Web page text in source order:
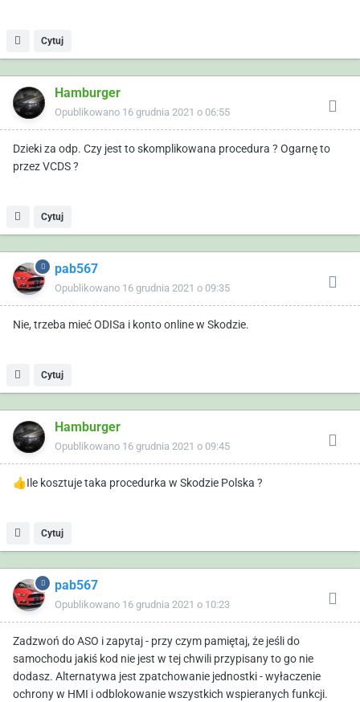
Cytuj
Hamburger
Opublikowano 16 grudnia 2021 o 06:55
Dzieki za odp. Czy jest to skomplikowana procedura ? Ogarnę to
przez VCDS ?
Cytuj
pab567
Opublikowano 16 grudnia 2021 o 09:35
Nie, trzeba mieć ODISa i konto online w Skodzie.
Cytuj
Hamburger
Opublikowano 16 grudnia 2021 o 09:45
👍Ile kosztuje taka procedurka w Skodzie Polska ?
Cytuj
pab567
Opublikowano 16 grudnia 2021 o 10:23
Zadzwoń do ASO i zapytaj - przy czym pamiętaj, że jeśli do
samochodu jakiś kod nie jest w tej chwili przypisany to go nie
dodasz. Alternatywa jest zpatchowanie jednostki - wyłaczenie
ochrony w HMI i odblokowanie wszystkich wspieranych funkcji.